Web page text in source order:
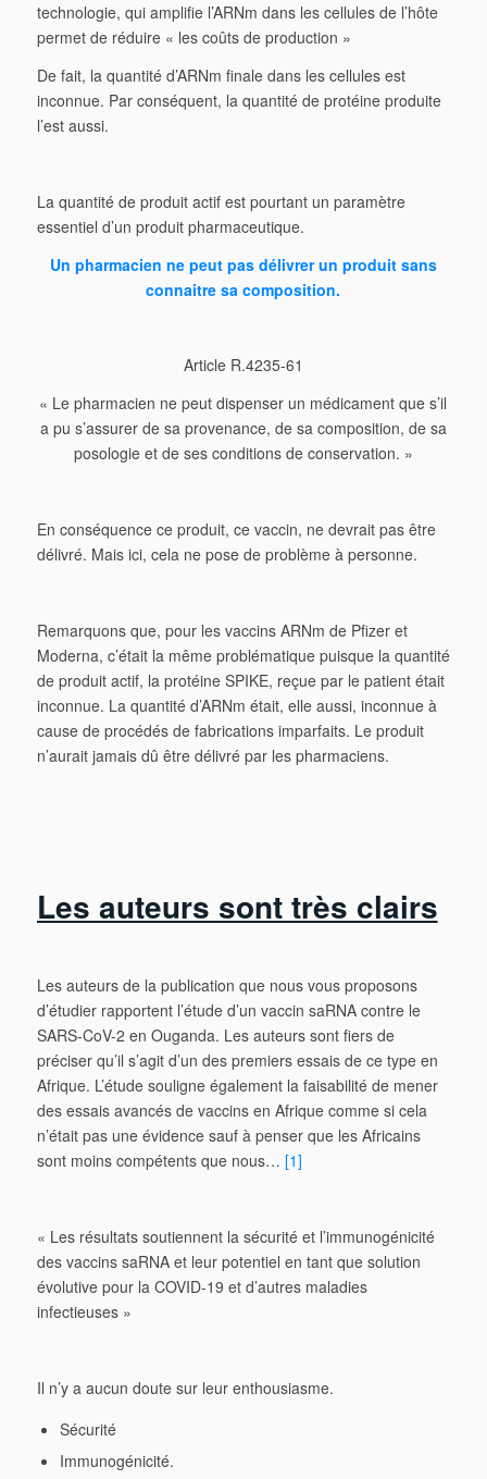
technologie, qui amplifie l’ARNm dans les cellules de l’hôte
permet de réduire « les coûts de production »
De fait, la quantité d’ARNm finale dans les cellules est
inconnue. Par conséquent, la quantité de protéine produite
l’est aussi.
La quantité de produit actif est pourtant un paramètre
essentiel d’un produit pharmaceutique.
Un pharmacien ne peut pas délivrer un produit sans
connaitre sa composition.
Article R.4235-61
« Le pharmacien ne peut dispenser un médicament que s’il
a pu s’assurer de sa provenance, de sa composition, de sa
posologie et de ses conditions de conservation. »
En conséquence ce produit, ce vaccin, ne devrait pas être
délivré. Mais ici, cela ne pose de problème à personne.
Remarquons que, pour les vaccins ARNm de Pfizer et
Moderna, c’était la même problématique puisque la quantité
de produit actif, la protéine SPIKE, reçue par le patient était
inconnue. La quantité d’ARNm était, elle aussi, inconnue à
cause de procédés de fabrications imparfaits. Le produit
n’aurait jamais dû être délivré par les pharmaciens.
Les auteurs sont très clairs
Les auteurs de la publication que nous vous proposons
d’étudier rapportent l’étude d’un vaccin saRNA contre le
SARS-CoV-2 en Ouganda. Les auteurs sont fiers de
préciser qu’il s’agit d’un des premiers essais de ce type en
Afrique. L’étude souligne également la faisabilité de mener
des essais avancés de vaccins en Afrique comme si cela
n’était pas une évidence sauf à penser que les Africains
sont moins compétents que nous… [1]
« Les résultats soutiennent la sécurité et l’immunogénicité
des vaccins saRNA et leur potentiel en tant que solution
évolutive pour la COVID-19 et d’autres maladies
infectieuses »
Il n’y a aucun doute sur leur enthousiasme.
Sécurité
Immunogénicité.